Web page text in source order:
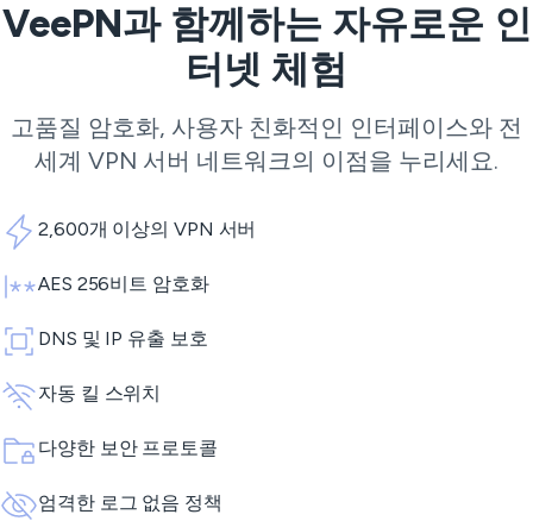
VeePN과 함께하는 자유로운 인
터넷 체험
고품질 암호화, 사용자 친화적인 인터페이스와 전
세계 VPN 서버 네트워크의 이점을 누리세요.
2,600개 이상의 VPN 서버
AES 256비트 암호화
DNS 및 IP 유출 보호
자동 킬 스위치
다양한 보안 프로토콜
엄격한 로그 없음 정책